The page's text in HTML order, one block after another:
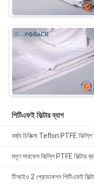
পিটিএফই ফিল্টার ব্যাগ
বর্জ্য চিকিত্সা Teflon PTFE ঝিল্লি
মসৃণ সারফেস ঝিল্লি PTFE
টিআইও 2 প্রোডাকশন পিটিএফই